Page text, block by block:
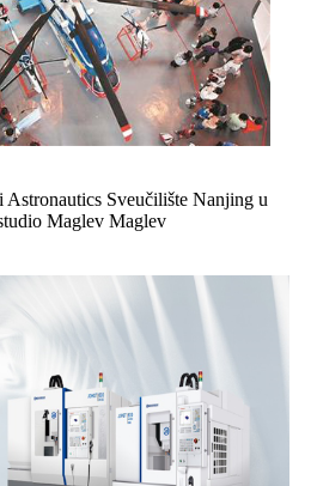
Astronautics Sveučilište Nanjing u
Maglev Maglev